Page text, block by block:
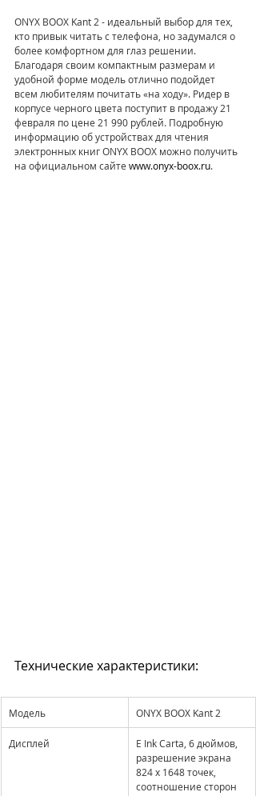
ONYX BOOX Kant 2 - идеальный выбор для тех,
кто привык читать с телефона, но задумался о
более комфортном для глаз решении.
Благодаря своим компактным размерам и
удобной форме модель отлично подойдет
всем любителям почитать «на ходу». Ридер в
корпусе черного цвета поступит в продажу 21
февраля по цене 21 990 рублей. Подробную
информацию об устройствах для чтения
электронных книг ONYX BOOX можно получить
на официальном сайте www.onyx-boox.ru.
Технические характеристики:
Модель ONYX BOOX Kant 2
Дисплей
E Ink Carta, 6 дюймов,
разрешение экрана
824 x 1648 точек,
соотношение сторон